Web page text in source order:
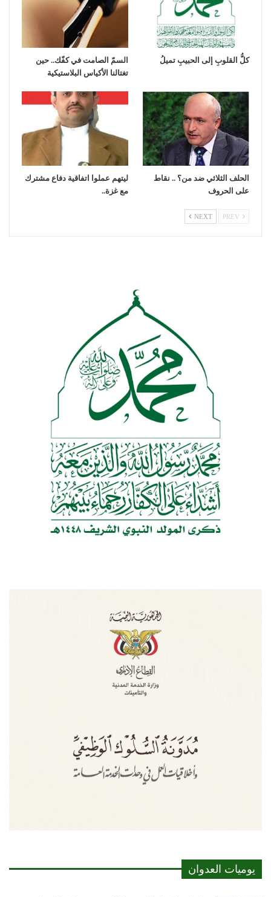
كلُّ القلوبِ إلى الحبيبِ تميلُ
السمّ الصامت في كفّك.. حين
تغتالنا الأكياس البلاستيكية
الحلف الثلاثي ضد من؟ .. نقاط
على الحروف
ليتهم عملوا اتفاقية دفاع مشترك
مع غزة..
NEXT
يوميات العدوان